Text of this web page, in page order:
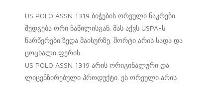
US POLO ASSN 1319 ბიჭების ორეული ნაკრები
შედგება ორი ნაწილისგან. მას აქვს USPA-ს
წარწერები ზედა მაისურზე. შორტი არის სადა და
ცოცხალი ფერის.
US POLO ASSN 1319 არის ორიგინალური და
ლიცენზირებული პროდუქტი. ეს ორეული არის